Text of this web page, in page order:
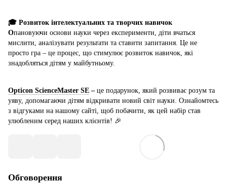
🎓 Розвиток інтелектуальних та творчих навичок
Опановуючи основи науки через експерименти, діти вчаться
мислити, аналізувати результати та ставити запитання. Це не
просто гра – це процес, що стимулює розвиток навичок, які
знадобляться дітям у майбутньому.
Opticon ScienceMaster SE – це подарунок, який розвиває розум та
уяву, допомагаючи дітям відкривати новий світ науки. Ознайомтесь
з відгуками на нашому сайті, щоб побачити, як цей набір став
улюбленим серед наших клієнтів! 🎉
Обговорення